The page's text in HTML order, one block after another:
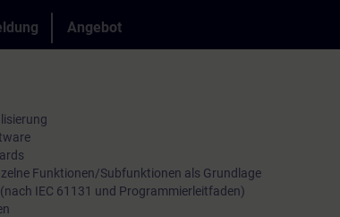
und Softwarekomponenten haben. Dennoch
weiter und es gibt neue Trends wie z.B. virtuelle
anzupassen oder neu auszurichten. Lernen Sie von
wie Sie Ihre betrieblichen Schnittstellen und
im Sinne von Effektivität und Effizienz
können.
Angebot
Funktionen/Subfunktionen als Grundlage
IEC 61131 und Programmierleitfaden)